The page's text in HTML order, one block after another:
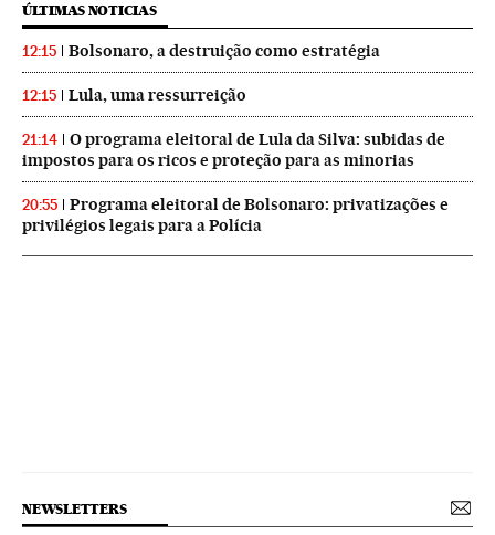
ÚLTIMAS NOTICIAS
12:15 Bolsonaro, a destruição como estratégia
12:15 Lula, uma ressurreição
21:14
O programa eleitoral de Lula da Silva: subidas de
impostos para os ricos e proteção para as minorias
20:55
Programa eleitoral de Bolsonaro: privatizações e
privilégios legais para a Polícia
NEWSLETTERS